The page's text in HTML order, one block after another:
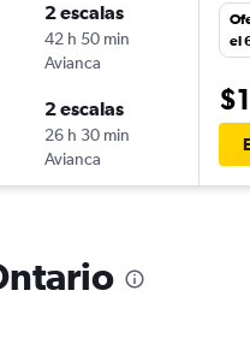
2 escalas
42 h 50 min
Avianca
2 escalas
26 h 30 min
Avianca
el